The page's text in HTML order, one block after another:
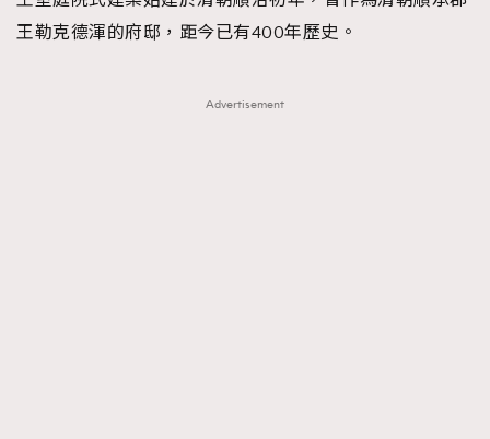
王勒克德渾的府邸，距今已有400年歷史。
Advertisement